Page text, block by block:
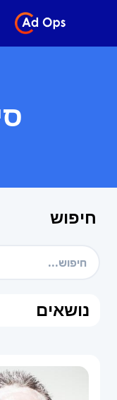
חיפוש
נושאים